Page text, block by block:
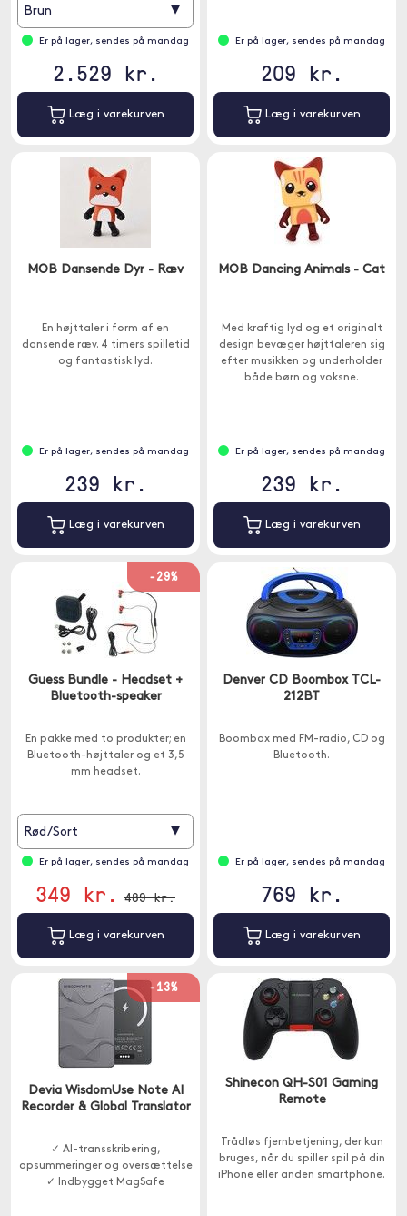
Brun ▾
Er på lager, sendes på mandag
2.529 kr.
Læg i varekurven
Er på lager, sendes på mandag
209 kr.
Læg i varekurven
MOB Dansende Dyr - Ræv
En højttaler i form af en
dansende ræv. 4 timers spilletid
og fantastisk lyd.
Er på lager, sendes på mandag
239 kr.
Læg i varekurven
MOB Dancing Animals - Cat
Med kraftig lyd og et originalt
design bevæger højttaleren sig
efter musikken og underholder
både børn og voksne.
Er på lager, sendes på mandag
239 kr.
Læg i varekurven
-29%
Guess Bundle - Headset +
Bluetooth-speaker
En pakke med to produkter; en
Bluetooth-højttaler og et 3,5
mm headset.
Rød/Sort ▾
Er på lager, sendes på mandag
349 kr. 489 kr.
Læg i varekurven
Denver CD Boombox TCL-
212BT
Boombox med FM-radio, CD og
Bluetooth.
Er på lager, sendes på mandag
769 kr.
Læg i varekurven
-13%
Devia WisdomUse Note AI
Recorder & Global Translator
✓ AI-transskribering,
opsummeringer og oversættelse
✓ Indbygget MagSafe
Shinecon QH-S01 Gaming
Remote
Trådløs fjernbetjening, der kan
bruges, når du spiller spil på din
iPhone eller anden smartphone.